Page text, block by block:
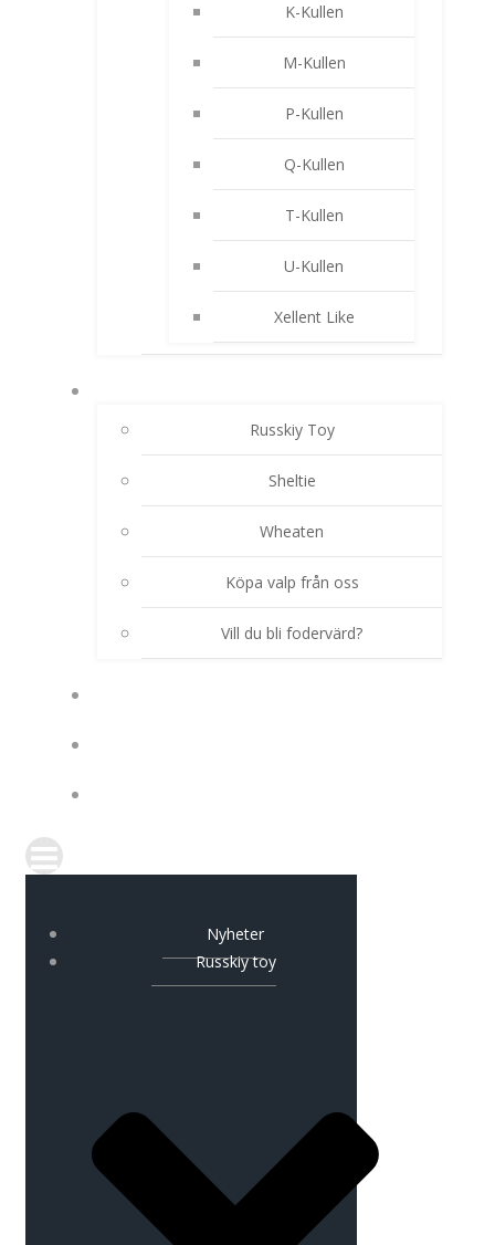
K-Kullen
M-Kullen
P-Kullen
Q-Kullen
T-Kullen
U-Kullen
Xellent Like
Russkiy Toy
Sheltie
Wheaten
Köpa valp från oss
Vill du bli fodervärd?
Nyheter
Russkiy toy